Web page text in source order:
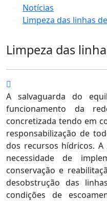
Notícias
Limpeza das linhas
Limpeza das
A salvaguarda do
funcionamento da
concretizada tendo em
responsabilização de
dos recursos hídricos. A
necessidade de
conservação e
desobstrução das
condições de